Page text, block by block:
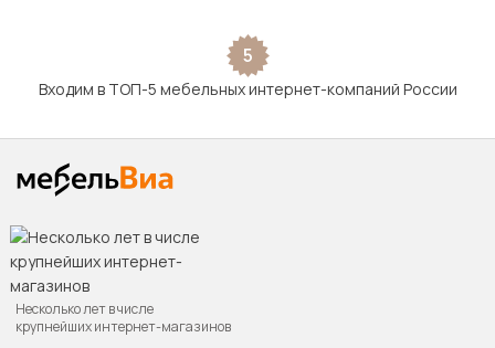
5
Входим в ТОП-5 мебельных интернет-компаний России
Несколько лет в числе
крупнейших интернет-магазинов